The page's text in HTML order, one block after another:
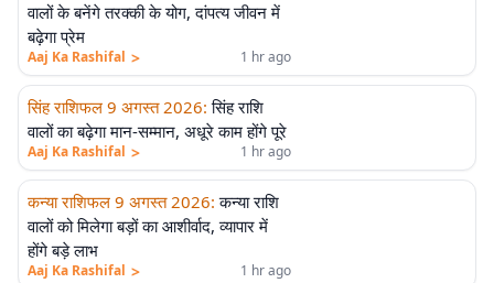
वालों के बनेंगे तरक्की के योग, दांपत्य जीवन में
बढ़ेगा प्रेम
Aaj Ka Rashifal > 1 hr ago
सिंह राशिफल 9 अगस्त 2026: सिंह राशि
वालों का बढ़ेगा मान-सम्मान, अधूरे काम होंगे पूरे
Aaj Ka Rashifal > 1 hr ago
कन्या राशिफल 9 अगस्त 2026: कन्या राशि
वालों को मिलेगा बड़ों का आशीर्वाद, व्यापार में
होंगे बड़े लाभ
Aaj Ka Rashifal > 1 hr ago